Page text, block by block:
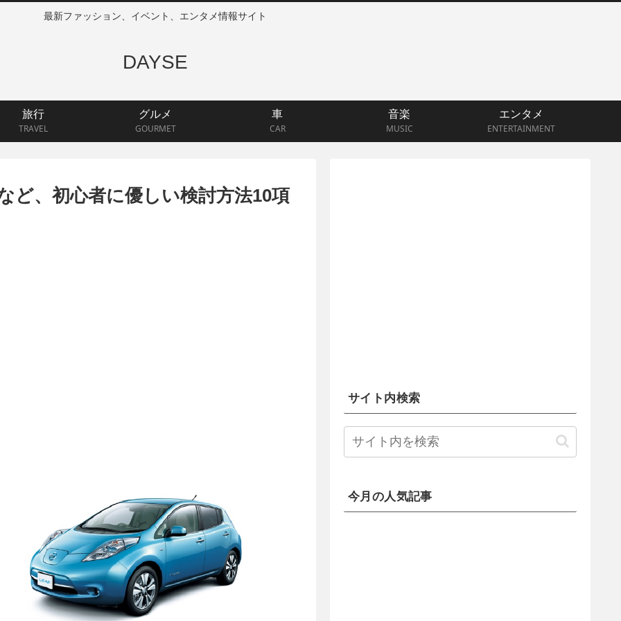
最新ファッション、イベント、エンタメ情報サイト
DAYSE
旅行
TRAVEL
グルメ
GOURMET
車
CAR
音楽
MUSIC
エンタメ
ENTERTAINMENT
ど、初心者に優しい検討方法10項
サイト内検索
今月の人気記事